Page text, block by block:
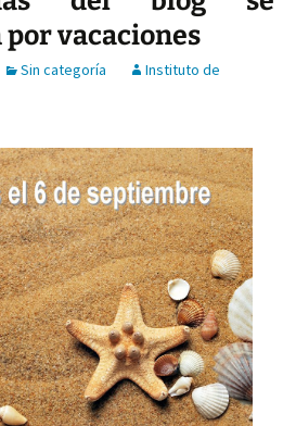
vacaciones
Sin categoría
Instituto de